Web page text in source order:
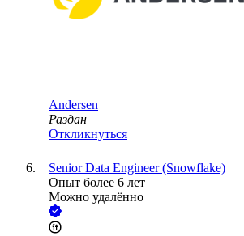
Andersen
Раздан
Откликнуться
Senior Data Engineer (Snowflake)
Опыт более 6 лет
Можно удалённо